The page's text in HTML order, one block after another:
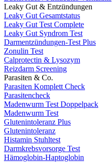
Leaky Gut & Entzündungen
Leaky Gut Gesamtstatus
Leaky Gut Test Complete
Leaky Gut Syndrom Test
Darmentzündungen-Test Plus
Zonulin Test
Calprotectin & Lysozym
Reizdarm Screening
Parasiten & Co.
Parasiten Komplett Check
Parasitencheck
Madenwurm Test Doppelpack
Madenwurm Test
Glutenintoleranz Plus
Glutenintoleranz
Histamin Stuhltest
Darmkrebsvorsorge Test
Hämoglobin-Haptoglobin